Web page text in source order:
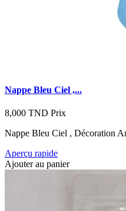
Nappe Bleu Ciel ,...
8,000 TND Prix
Nappe Bleu Ciel , Décoration
Aperçu rapide
Ajouter au panier